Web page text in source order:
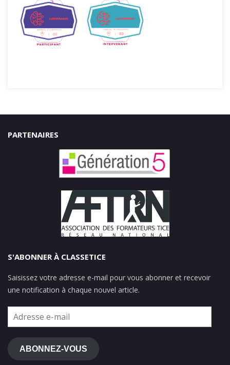
PARTENAIRES
S'ABONNER À CLASSETICE
Saisissez votre adresse e-mail pour vous abonner et recevoir
une notification à chaque nouvel article.
Adresse
e-
mail
ABONNEZ-VOUS